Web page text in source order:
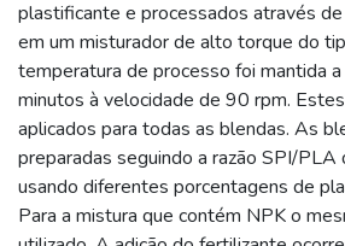
plastificante e processados através de
em um misturador de alto torque do
temperatura de processo foi mantida
minutos à velocidade de 90 rpm.
aplicados para todas as blendas. As
preparadas seguindo a razão SPI/PLA
usando diferentes porcentagens de
Para a mistura que contém NPK o